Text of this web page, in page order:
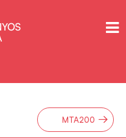
MTA200 →